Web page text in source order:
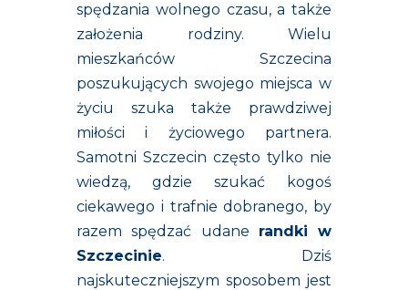
spędzania wolnego czasu, a także
założenia rodziny. Wielu
mieszkańców Szczecina
poszukujących swojego miejsca w
życiu szuka także prawdziwej
miłości i życiowego partnera.
Samotni Szczecin często tylko nie
wiedzą, gdzie szukać kogoś
ciekawego i trafnie dobranego, by
razem spędzać udane randki w
Szczecinie. Dziś
najskuteczniejszym sposobem jest